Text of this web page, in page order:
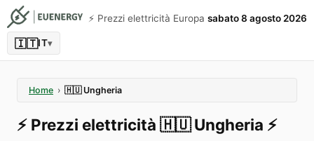
⚡️ Prezzi elettricità Europa sabato 8 agosto 2026
🇮🇹IT▾
Home › 🇭🇺 Ungheria
⚡️ Prezzi elettricità 🇭🇺 Ungheria ⚡️